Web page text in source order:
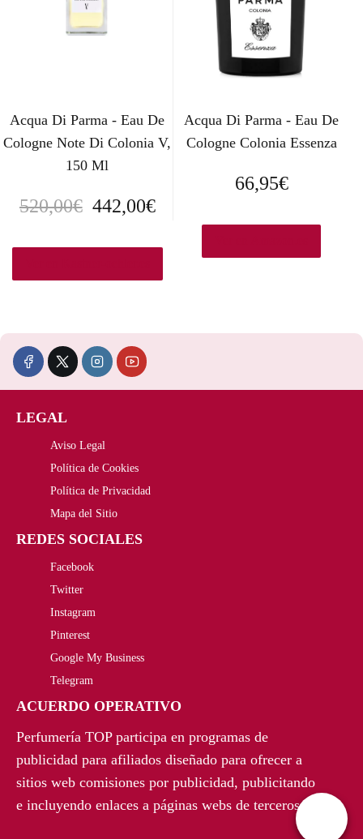
Acqua Di Parma - Eau De
Cologne Note Di Colonia V,
150 Ml
520,00€ E
e
c
i
o
r
i
g
i
n
l
e
r
a
:
442,00€E
e
i
:
4
2
Acqua Di Parma - Eau De
Cologne Colonia Essenza
66,95€
LEGAL
Aviso Legal
Política de Cookies
Política de Privacidad
Mapa del Sitio
REDES SOCIALES
Facebook
Twitter
Instagram
Pinterest
Google My Business
Telegram
ACUERDO OPERATIVO
Perfumería TOP participa en programas de
publicidad para afiliados diseñado para ofrecer a
sitios web comisiones por publicidad, publicitando
e incluyendo enlaces a páginas webs de terceros.